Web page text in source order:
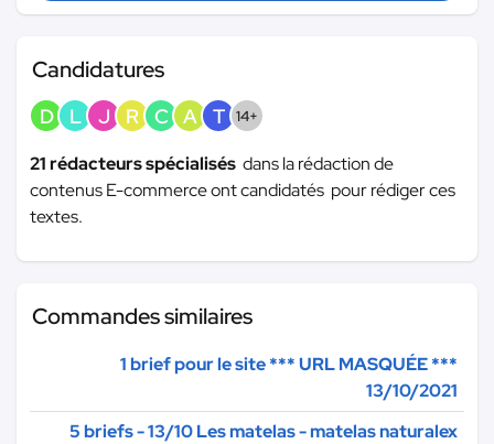
Candidatures
D L J R C A T 14+
21 rédacteurs spécialisés dans la rédaction de
contenus E-commerce ont candidatés pour rédiger ces
textes.
Commandes similaires
1 brief pour le site*** URL MASQUÉE ***
13/10/2021
5 briefs - 13/10 Les matelas - matelas naturalex